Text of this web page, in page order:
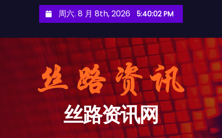
周六. 8 月 8th, 2026 5:40:02 PM
丝路资讯网